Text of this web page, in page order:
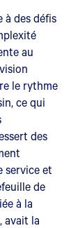
à des défis
au
le rythme
ce qui
des
service et
de
à la
avait la